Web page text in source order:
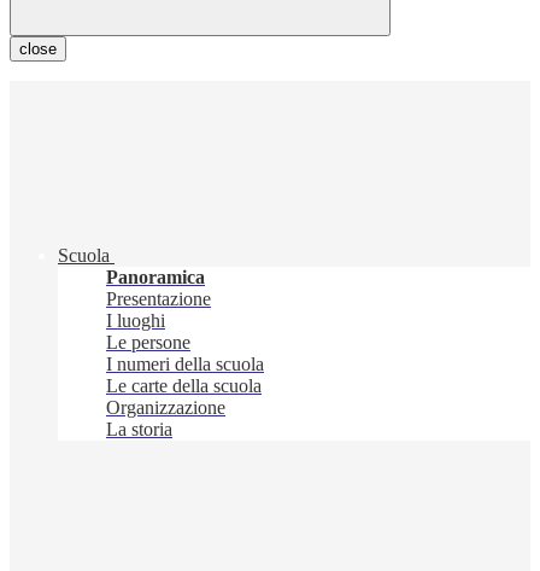
close
Scuola
Panoramica
Presentazione
I luoghi
Le persone
I numeri della scuola
Le carte della scuola
Organizzazione
La storia